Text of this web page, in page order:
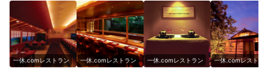
一休.comレストラン 一休.comレストラン 一休.comレストラン 一休.comレストラ